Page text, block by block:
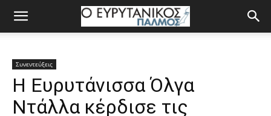
Συνεντεύξεις
Η Ευρυτάνισσα Όλγα
Ντάλλα κέρδισε τις